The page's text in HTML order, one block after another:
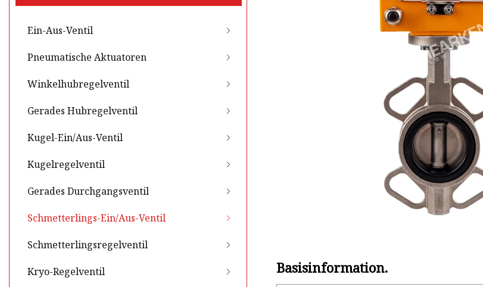
Ein-Aus-Ventil
Pneumatische Aktuatoren
Winkelhubregelventil
Gerades Hubregelventil
Kugel-Ein/Aus-Ventil
Kugelregelventil
Gerades Durchgangsventil
Schmetterlings-Ein/Aus-Ventil
Schmetterlingsregelventil
Kryo-Regelventil Basisinformation.